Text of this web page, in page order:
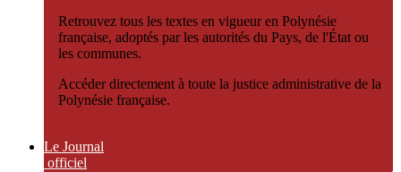
Retrouvez tous les textes en vigueur en Polynésie
française, adoptés par les autorités du Pays, de l'État ou
les communes.
Accéder directement à toute la justice administrative de la
Polynésie française.
Le Journal
officiel